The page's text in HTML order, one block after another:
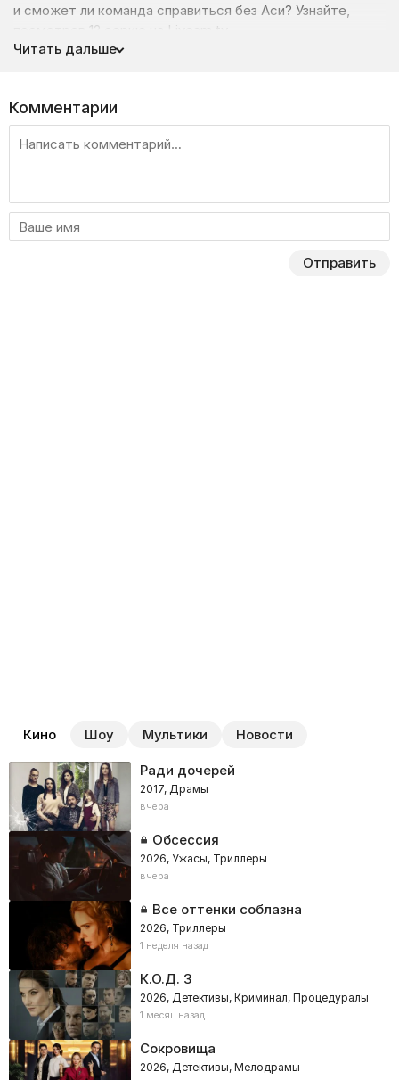
и сможет ли команда справиться без Аси? Узнайте,
посмотрев 12 серию на Liveam.tv.
Читать дальше
Комментарии
Отправить
Кино Шоу Мультики Новости
Ради дочерей
2017, Драмы
вчера
Обсессия
2026, Ужасы, Триллеры
вчера
Все оттенки соблазна
2026, Триллеры
1 неделя назад
К.О.Д. 3
2026, Детективы, Криминал, Процедуралы
1 месяц назад
Сокровища
2026, Детективы, Мелодрамы